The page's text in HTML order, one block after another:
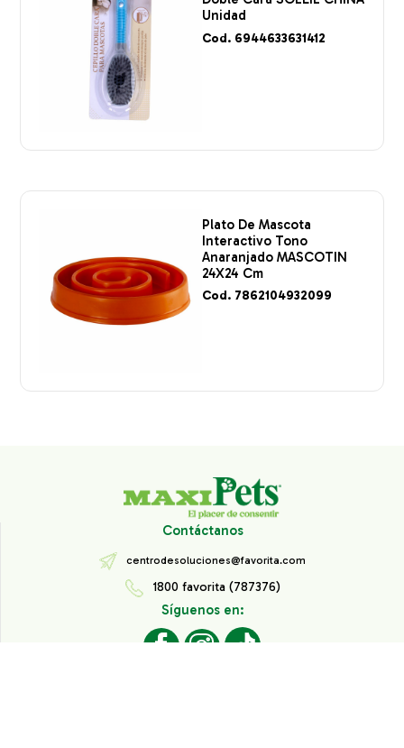
Unidad
Cod. 6944633631412
Plato De Mascota
Interactivo Tono
Anaranjado MASCOTIN
24X24 Cm
Cod. 7862104932099
Contáctanos
centrodesoluciones@favorita.com
1800 favorita (787376)
Síguenos en: